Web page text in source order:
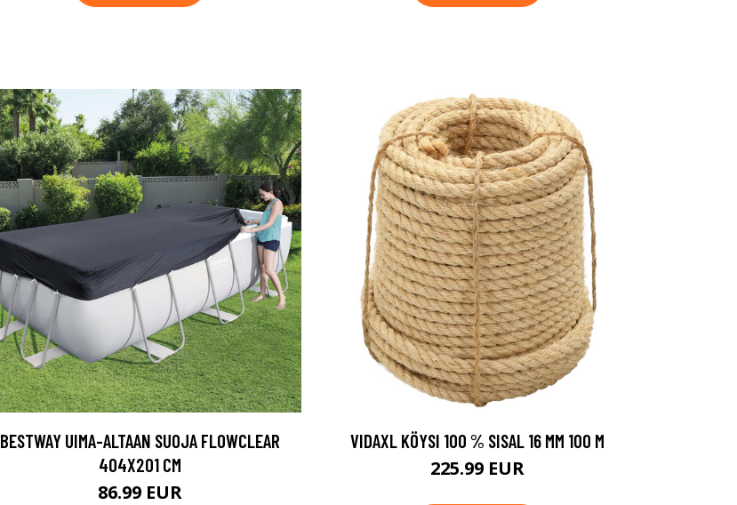
BESTWAY UIMA-ALTAAN SUOJA FLOWCLEAR
404X201 CM
86.99 EUR
VIDAXL KÖYSI 100 % SISAL 16 MM 100 M
225.99 EUR